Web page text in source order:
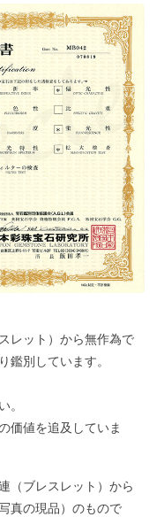
レット）から無作為で
鑑別しています。
。
価値を追及していま
（ブレスレット）から
真の現品）のもので